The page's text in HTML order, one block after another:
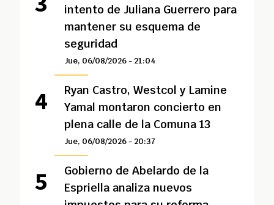
intento de Juliana Guerrero para
mantener su esquema de
seguridad
Jue, 06/08/2026 - 21:04
Ryan Castro, Westcol y Lamine
Yamal montaron concierto en
plena calle de la Comuna 13
Jue, 06/08/2026 - 20:37
Gobierno de Abelardo de la
Espriella analiza nuevos